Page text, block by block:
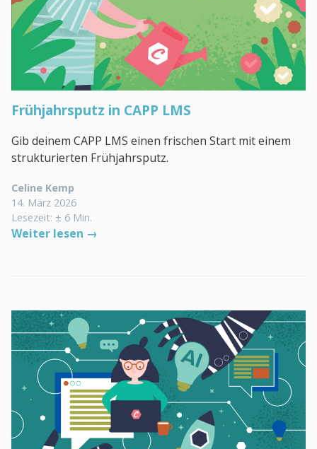
Frühjahrsputz in CAPP LMS
Gib deinem CAPP LMS einen frischen Start mit einem
strukturierten Frühjahrsputz.
Celine Kemp
14. März 2026
Lesezeit: ± 6 Min.
Weiter lesen →